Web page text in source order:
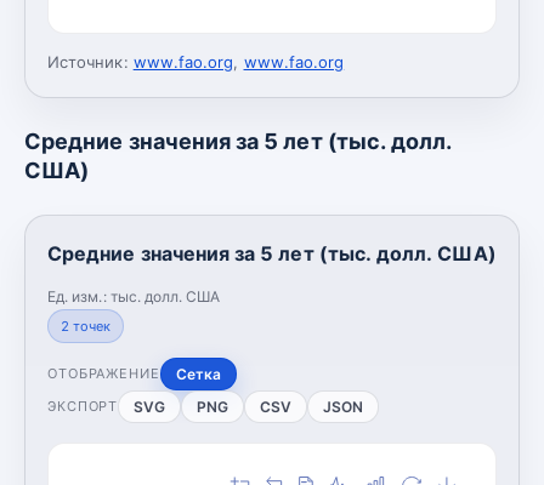
Источник: www.fao.org, www.fao.org
Средние значения за 5 лет (тыс. долл.
США)
Средние значения за 5 лет (тыс. долл. США)
Ед. изм.: тыс. долл. США
2 точек
ОТОБРАЖЕНИЕ Сетка
ЭКСПОРТ SVG PNG CSV JSON